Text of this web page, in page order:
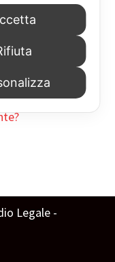
Il Test
Di
Legale -